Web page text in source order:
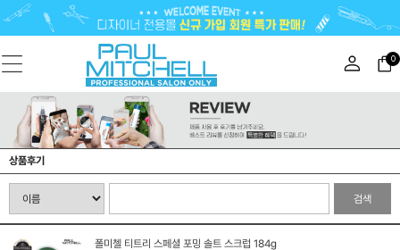
0
상품후기
검색
폴미첼 티트리 스페셜 포밍 솔트 스크럽 184g